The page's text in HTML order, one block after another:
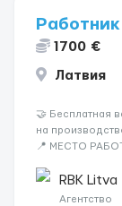
1700 €
Латвия
🤝 Бесплатная
на
📍 МЕСТО
нужен 📆RBK Litva
Агентство